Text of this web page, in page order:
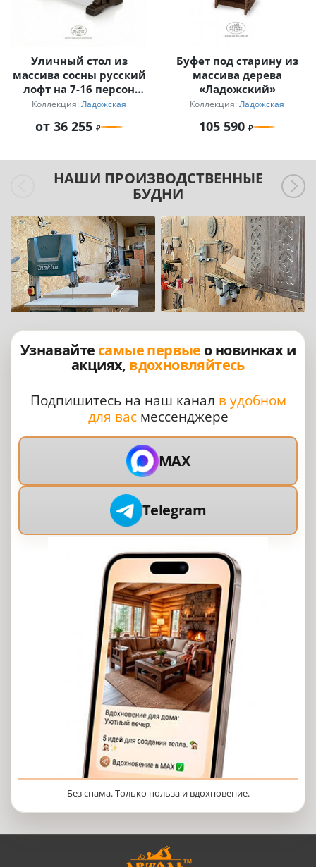
Уличный стол из
массива сосны русский
лофт на 7-16 персон
Ладожский
Коллекция: Ладожская
от 36 255
Буфет под старину из
массива дерева
«Ладожский»
Коллекция: Ладожская
105 590
НАШИ ПРОИЗВОДСТВЕННЫЕ
БУДНИ
Узнавайте самые первые о новинках и
акциях, вдохновляйтесь
Подпишитесь на наш канал в удобном
для васмессенджере
MAX
Telegram
Без спама. Только польза и вдохновение.